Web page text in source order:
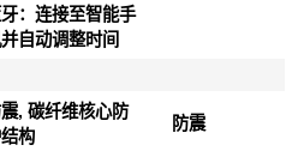
：连接至智能手
自动调整时间
, 碳纤维核心防
构
防震